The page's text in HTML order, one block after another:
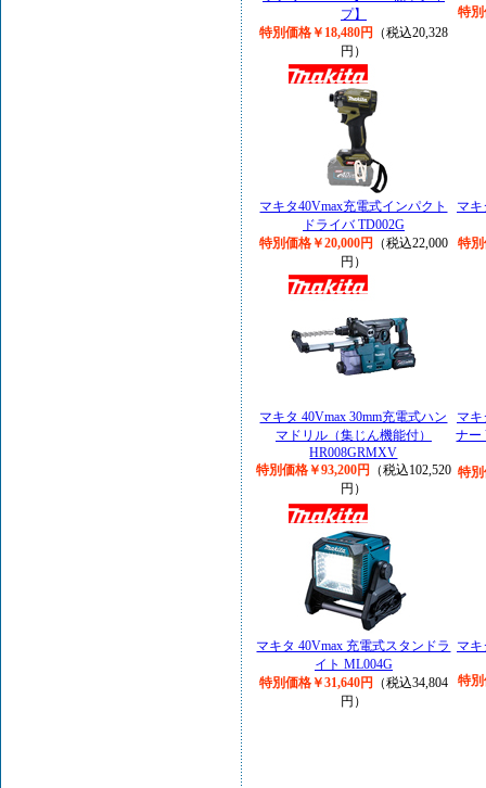
プ】
特別価格￥18,480円
（税込20,328
円）
特別
マキタ40Vmax充電式インパクト
ドライバ TD002G
特別価格￥20,000円
（税込22,000
円）
マキ
特別
マキタ 40Vmax 30mm充電式ハン
マドリル（集じん機能付）
HR008GRMXV
特別価格￥93,200円
（税込102,520
円）
マキ
ナー
特別
マキタ 40Vmax 充電式スタンドラ
イト ML004G
特別価格￥31,640円
（税込34,804
円）
マキ
特別